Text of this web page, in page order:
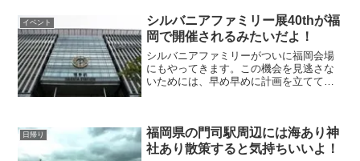
好きな場所で好きなほど釣りができると
いうの魅力のある釣り方です。
イベント
シルバニアファミリー展40thが福
岡で開催されるみたいだよ！
シルバニアファミリーがついに福岡会場
にもやってきます。この機会を見逃さな
いためには、早め早めに計画を立ててい
す。おすすめは、ゴマサバです。
日帰り
福岡県の門司駅周辺には海あり神
社あり散策すると気持ちいいよ！